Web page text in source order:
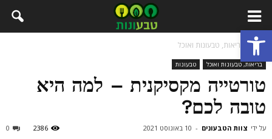
פתח סרגל נגישות
בית בריאות, טבעונות ואוכל
בריאות, טבעונות ואוכל טבעונות
טורטייה מקסיקנית – למה היא
טובה לכם?
על ידי צוות הטבעונים - 10 באוגוסט 2021 0 2386